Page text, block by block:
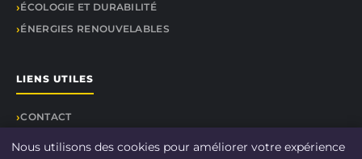
ÉCOLOGIE ET DURABILITÉ
ÉNERGIES RENOUVELABLES
LIENS UTILES
CONTACT
Nous utilisons des cookies pour améliorer votre expérience